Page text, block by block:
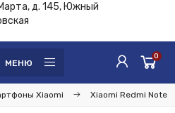
д. 145, Южный
МЕНЮ
0
Xiaomi Xiaomi Redmi Note